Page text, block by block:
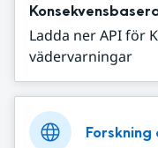
Ladda ner API för
vädervarningar